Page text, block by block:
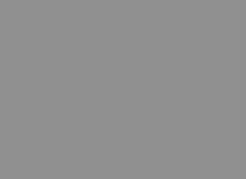
depósitos llenos y
si lo deseas.